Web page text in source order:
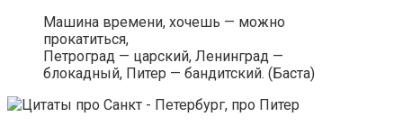
Машина времени, хочешь — можно
прокатиться,
Петроград — царский, Ленинград —
блокадный, Питер — бандитский. (Баста)